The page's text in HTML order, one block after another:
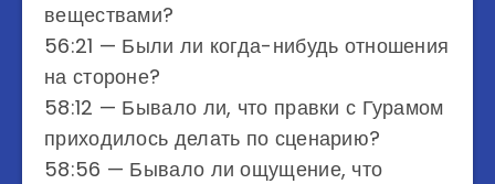
веществами?
56:21 — Были ли когда-нибудь отношения
на стороне?
58:12 — Бывало ли, что правки с Гурамом
приходилось делать по сценарию?
58:56 — Бывало ли ощущение, что